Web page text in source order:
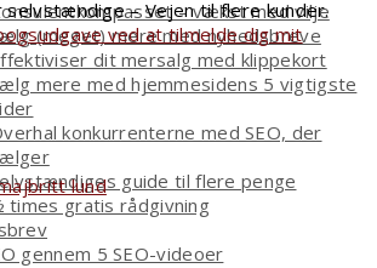
– vækst med vilje
(meget) mere med nyhedsbreve
dit mersalg med klippekort
mere med hjemmesidens 5 vigtigste
konkurrenterne med SEO, der
guide til flere penge
times gratis rådgivning
gennem 5 SEO-videoer
selvstændige – Vejen til flere kunder.
ved at tilmelde dig mit